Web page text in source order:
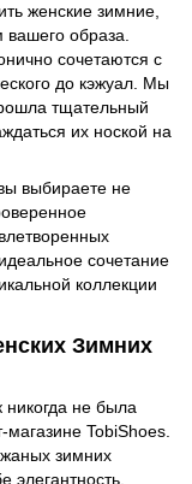
женские зимние,
образа.
сочетаются с
до кэжуал. Мы
тщательный
их ноской на
выбираете не
сочетание
коллекции
Зимних
никогда не была
магазине TobiShoes.
зимних
элегантность,